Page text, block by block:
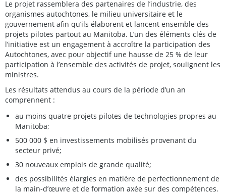
Le projet rassemblera des partenaires de l’industrie, des
organismes autochtones, le milieu universitaire et le
gouvernement afin qu’ils élaborent et lancent ensemble des
projets pilotes partout au Manitoba. L’un des éléments clés de
l’initiative est un engagement à accroître la participation des
Autochtones, avec pour objectif une hausse de 25 % de leur
participation à l’ensemble des activités de projet, soulignent les
ministres.
Les résultats attendus au cours de la période d’un an
comprennent :
au moins quatre projets pilotes de technologies propres au
Manitoba;
500 000 $ en investissements mobilisés provenant du
secteur privé;
30 nouveaux emplois de grande qualité;
des possibilités élargies en matière de perfectionnement de
la main-d’œuvre et de formation axée sur des compétences.